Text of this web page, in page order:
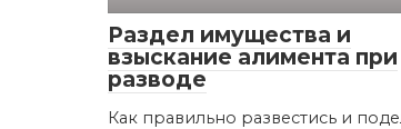
Раздел имущества и
взыскание алимента при
разводе
Как правильно развестись и